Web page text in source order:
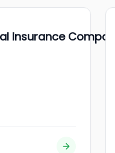
Insurance Company